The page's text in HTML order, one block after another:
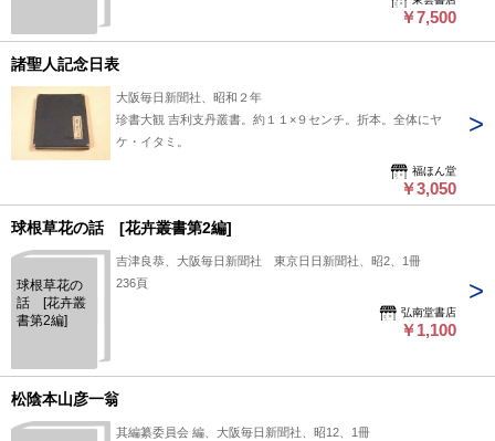
阪毎日新聞
社新年附録
（昭和５年
１月１日）
￥7,500
諸聖人記念日表
大阪毎日新聞社、昭和２年
珍書大観 吉利支丹叢書。約１１×９センチ。折本。全体にヤ
ケ・イタミ。
福ほん堂
￥3,050
球根草花の話 [花卉叢書第2編]
球根草花の
話 [花卉叢
書第2編]
吉津良恭、大阪毎日新聞社 東京日日新聞社、昭2、1冊
236頁
弘南堂書店
￥1,100
松陰本山彦一翁
其編纂委員会 編、大阪毎日新聞社、昭12、1冊